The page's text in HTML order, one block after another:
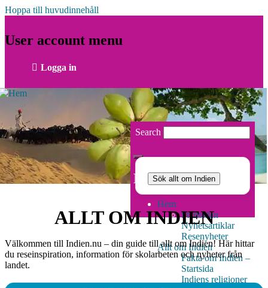
Hoppa till huvudinnehåll
User account menu
Logga in
Huvudmeny
Hem
Startsidan
Nyhetsartiklar
Resenyheter
Allt om Indien
Fakta om Indien –
Startsida
Indiens religioner
Search
Sök allt om Indien
ALLT OM INDIEN
Välkommen till Indien.nu – din guide till allt om Indien! Här hittar
du reseinspiration, information för skolarbeten och nyheter från
landet.